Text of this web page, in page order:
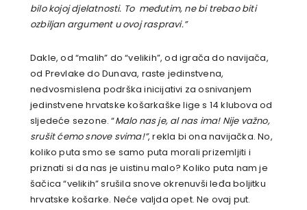
bilo kojoj djelatnosti. To međutim, ne bi trebao biti
ozbiljan argument u ovoj raspravi.”
Dakle, od “malih” do “velikih”, od igrača do navijača,
od Prevlake do Dunava, raste jedinstvena,
nedvosmislena podrška inicijativi za osnivanjem
jedinstvene hrvatske košarkaške lige s 14 klubova od
sljedeće sezone. “Malo nas je, al nas ima! Nije važno,
srušit ćemo snove svima!”, rekla bi ona navijačka. No,
koliko puta smo se samo puta morali prizemljiti i
priznati si da nas je uistinu malo? Koliko puta nam je
šačica “velikih” srušila snove okrenuvši leđa boljitku
hrvatske košarke. Neće valjda opet. Ne ovaj put.